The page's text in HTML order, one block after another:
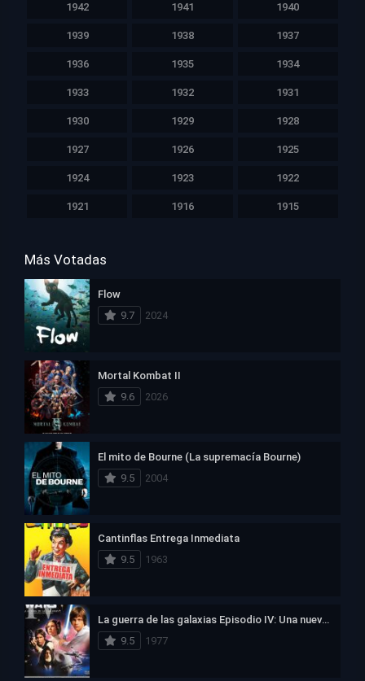
1942 1941 1940
1939 1938 1937
1936 1935 1934
1933 1932 1931
1930 1929 1928
1927 1926 1925
1924 1923 1922
1921 1916 1915
Más Votadas
Flow
9.7
2024
Mortal Kombat II
9.6
2026
El mito de Bourne (La supremacía Bourne)
9.5
2004
Cantinflas Entrega Inmediata
9.5
1963
La guerra de las galaxias Episodio IV: Una nueva esperanza
9.5
1977